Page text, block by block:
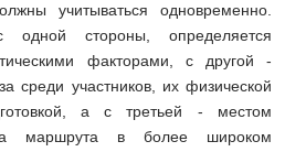
учитываться одновременно.
стороны, определяется
факторами, с другой -
среди участников, их физической
а с третьей - местом
маршрута в более широком